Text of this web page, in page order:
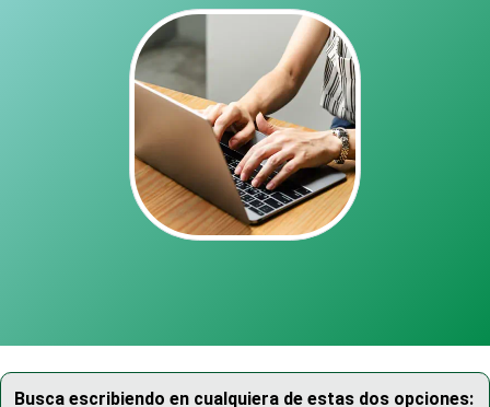
Busca escribiendo en cualquiera de estas dos opciones: